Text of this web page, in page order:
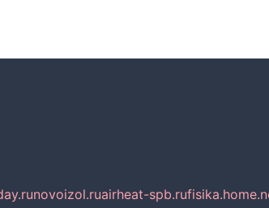
novoizol.ruairheat-spb.ru